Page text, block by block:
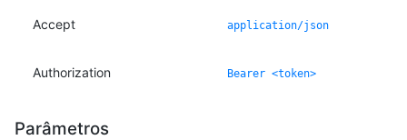
Accept application/json
Authorization Bearer <token>
Parâmetros